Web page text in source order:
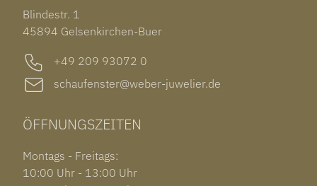
OUT OF COLLECTION
GARMIN VENU 3S
Blindestr. 1
45894 Gelsenkirchen-Buer
+49 209 93072 0
schaufenster@weber-juwelier.de
ÖFFNUNGSZEITEN
Montags - Freitags:
10:00 Uhr - 13:00 Uhr